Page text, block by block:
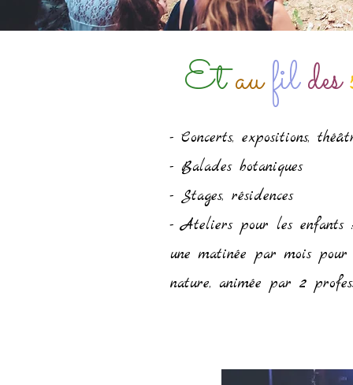
Etaufildes
- Concerts, expositions,
- Balades botaniques
- Stages, résidences
- Ateliers pour les
une matinée par mois
nature, animée par 2